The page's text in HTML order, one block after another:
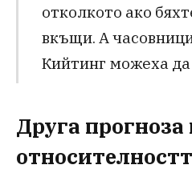
отколкото ако
вкъщи. А
Кийтинг можеха да
Друга прогноза